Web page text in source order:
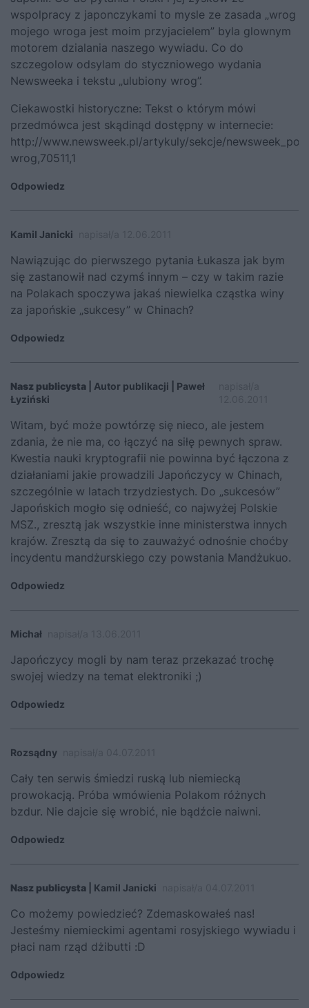
wspolpracy z japonczykami to mysle ze zasada „wrog
mojego wroga jest moim przyjacielem” byla glownym
motorem dzialania naszego wywiadu. Co do
szczegolow odsylam do styczniowego wydania
Newsweeka i tekstu „ulubiony wrog”.
Ciekawostki historyczne: Tekst o którym mówi
przedmówca jest skądinąd dostępny w internecie:
http://www.newsweek.pl/artykuly/sekcje/
wrog,70511,1
Odpowiedz
Kamil Janicki
Nawiązując do pierwszego pytania Łukasza jak bym
się zastanowił nad czymś innym – czy w takim razie
na Polakach spoczywa jakaś niewielka cząstka winy
za japońskie „sukcesy” w Chinach?
Odpowiedz
Nasz publicysta | Autor publikacji | Paweł
Łyziński
Witam, być może powtórzę się nieco, ale jestem
zdania, że nie ma, co łączyć na siłę pewnych spraw.
Kwestia nauki kryptografii nie powinna być łączona z
działaniami jakie prowadzili Japończycy w Chinach,
szczególnie w latach trzydziestych. Do „sukcesów”
Japońskich mogło się odnieść, co najwyżej Polskie
MSZ., zresztą jak wszystkie inne ministerstwa innych
krajów. Zresztą da się to zauważyć odnośnie choćby
incydentu mandżurskiego czy powstania Mandżukuo.
Odpowiedz
Michał
Japończycy mogli by nam teraz przekazać trochę
swojej wiedzy na temat elektroniki ;)
Odpowiedz
Rozsądny
Cały ten serwis śmiedzi ruską lub niemiecką
prowokacją. Próba wmówienia Polakom różnych
bzdur. Nie dajcie się wrobić, nie bądźcie naiwni.
Odpowiedz
Nasz publicysta | Kamil Janicki
Co możemy powiedzieć? Zdemaskowałeś nas!
Jesteśmy niemieckimi agentami rosyjskiego wywiadu i
płaci nam rząd dżibutti :D
Odpowiedz